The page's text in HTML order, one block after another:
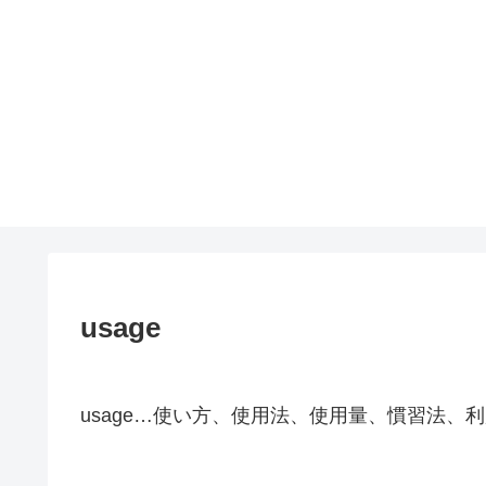
usage
usage…使い方、使用法、使用量、慣習法、